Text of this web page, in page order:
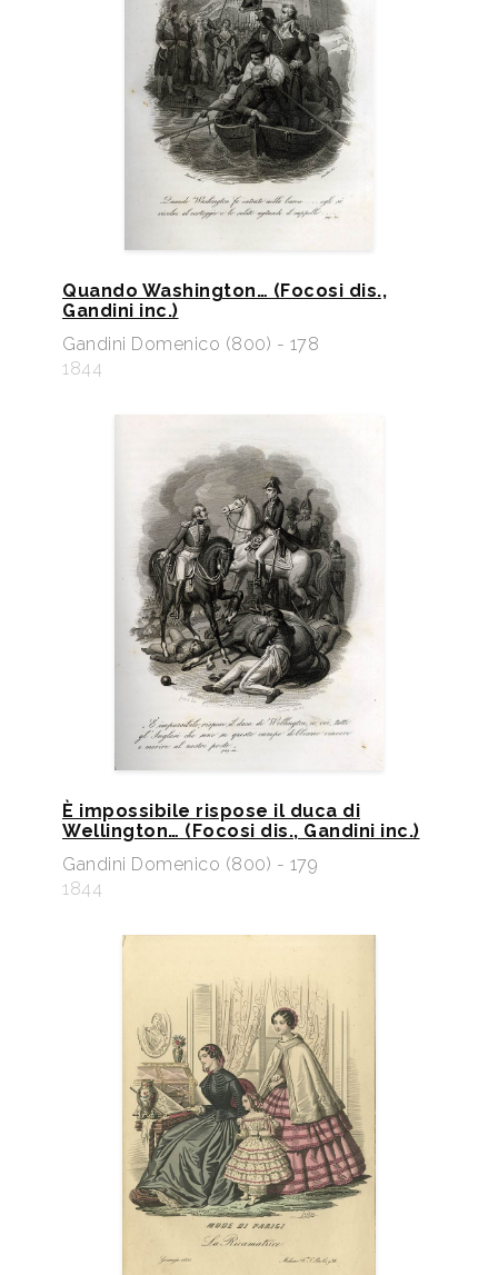
Quando Washington… (Focosi dis.,
Gandini inc.)
Gandini Domenico (800) - 178
1844
È impossibile rispose il duca di
Wellington… (Focosi dis., Gandini inc.)
Gandini Domenico (800) - 179
1844